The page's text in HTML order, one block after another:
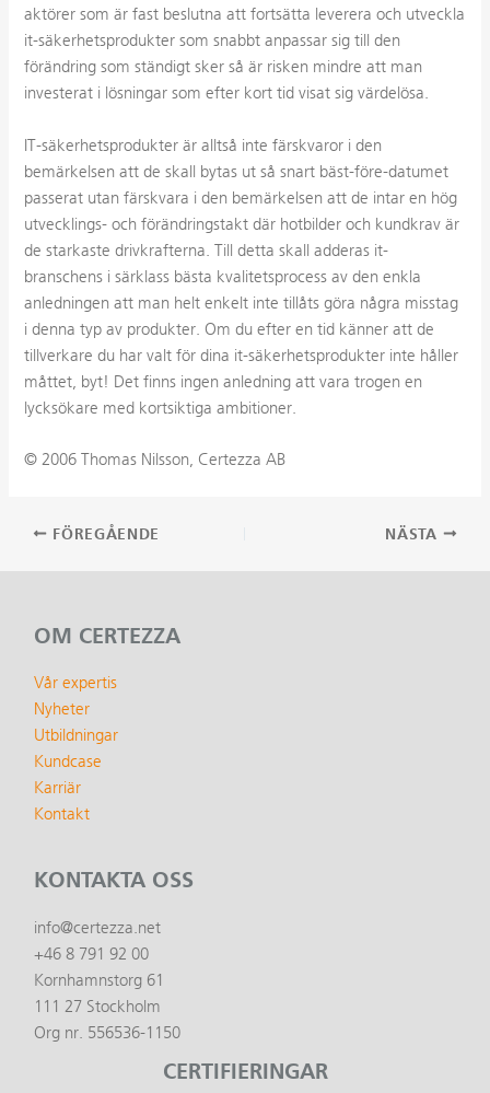
aktörer som är fast beslutna att fortsätta leverera och utveckla
it-säkerhetsprodukter som snabbt anpassar sig till den
förändring som ständigt sker så är risken mindre att man
investerat i lösningar som efter kort tid visat sig värdelösa.
IT-säkerhetsprodukter är alltså inte färskvaror i den
bemärkelsen att de skall bytas ut så snart bäst-före-datumet
passerat utan färskvara i den bemärkelsen att de intar en hög
utvecklings- och förändringstakt där hotbilder och kundkrav är
de starkaste drivkrafterna. Till detta skall adderas it-
branschens i särklass bästa kvalitetsprocess av den enkla
anledningen att man helt enkelt inte tillåts göra några misstag
i denna typ av produkter. Om du efter en tid känner att de
tillverkare du har valt för dina it-säkerhetsprodukter inte håller
måttet, byt! Det finns ingen anledning att vara trogen en
lycksökare med kortsiktiga ambitioner.
© 2006 Thomas Nilsson, Certezza AB
Inläggsnavigering
FÖREGÅENDE NÄSTA
OM CERTEZZA
Vår expertis
Nyheter
Utbildningar
Kundcase
Karriär
Kontakt
KONTAKTA OSS
info@certezza.net
+46 8 791 92 00
Kornhamnstorg 61
111 27 Stockholm
Org nr. 556536-1150
CERTIFIERINGAR